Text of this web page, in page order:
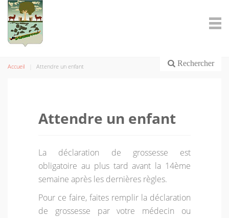
Rechercher
Accueil Attendre un enfant
Attendre un enfant
La déclaration de grossesse est
obligatoire au plus tard avant la 14ème
semaine après les dernières règles.
Pour ce faire, faites remplir la déclaration
de grossesse par votre médecin ou